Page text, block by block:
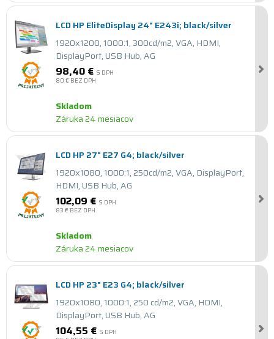
LCD HP EliteDisplay 24" E243i; black/silver
1920x1200, 1000:1, 300cd/m2, VGA, HDMI,
DisplayPort, USB Hub, AG
98,40 € S DPH
80 € BEZ DPH
Skladom
Záruka 24 mesiacov
LCD HP 27" E27 G4; black/silver
1920x1080, 1000:1, 250cd/m2, VGA, DisplayPort,
HDMI, USB Hub, AG
102,09 € S DPH
83 € BEZ DPH
Skladom
Záruka 24 mesiacov
LCD HP 23" E23 G4; black/silver
1920x1080, 1000:1, 250 cd/m2, VGA, HDMI,
DisplayPort, USB Hub, AG
104,55 € S DPH